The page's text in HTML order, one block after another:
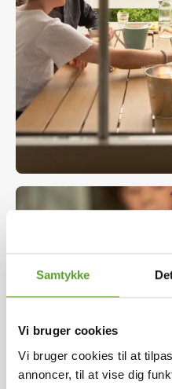
Samtykke
Vi bruger cookies
Vi bruger cookies til at
annoncer, til at vise dig